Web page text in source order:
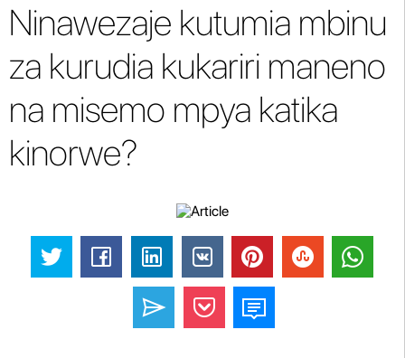
Ninawezaje kutumia mbinu
za kurudia kukariri maneno
na misemo mpya katika
kinorwe?